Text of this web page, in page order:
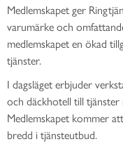
Medlemskapet ger
varumärke och
medlemskapet en ökad
tjänster.
I dagsläget erbjuder
och däckhotell till tjänster
Medlemskapet kommer
bredd i tjänsteutbud.